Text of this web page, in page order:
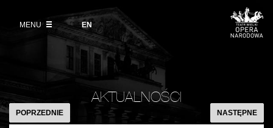
angielski
EN
MENUWystawy 2026/27
Informacje dla widzów
Zwroty biletów
Aktualności
Polski Balet Narodowy
Miejsce
DZIAŁALNOŚĆ
Galeria Opera
AKTUALNOŚCI
ONLINE
POPRZEDNIE NASTĘPNE